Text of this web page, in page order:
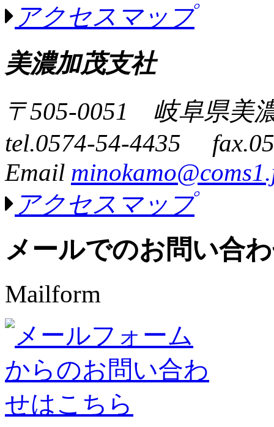
アクセスマップ
美濃加茂支社
〒505-0051 岐阜県美
tel.0574-54-4435
Email
アクセスマップ
メールでのお問い合
Mailform